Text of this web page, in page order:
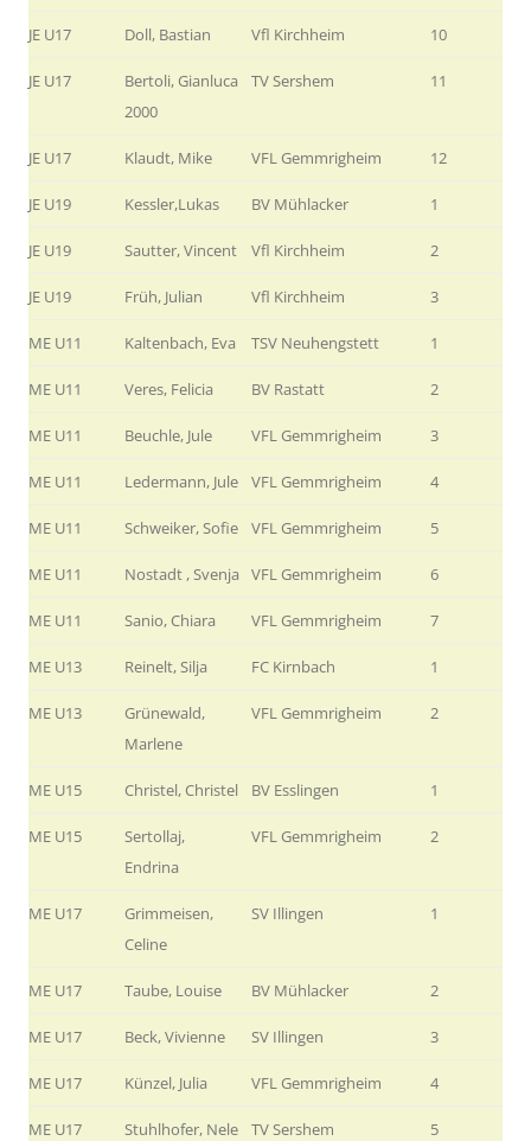
JE U17 Doll, Bastian Vfl Kirchheim 10
JE U17
Bertoli, Gianluca
2000
TV Sershem 11
JE U17 Klaudt, Mike VFL Gemmrigheim 12
JE U19 Kessler,Lukas BV Mühlacker 1
JE U19 Sautter, Vincent Vfl Kirchheim 2
JE U19 Früh, Julian Vfl Kirchheim 3
ME U11 Kaltenbach, Eva TSV Neuhengstett 1
ME U11 Veres, Felicia BV Rastatt 2
ME U11 Beuchle, Jule VFL Gemmrigheim 3
ME U11 Ledermann, Jule VFL Gemmrigheim 4
ME U11 Schweiker, Sofie VFL Gemmrigheim 5
ME U11 Nostadt , Svenja VFL Gemmrigheim 6
ME U11 Sanio, Chiara VFL Gemmrigheim 7
ME U13 Reinelt, Silja FC Kirnbach 1
ME U13
Grünewald,
Marlene
VFL Gemmrigheim 2
ME U15 Christel, Christel BV Esslingen 1
ME U15
Sertollaj,
Endrina
VFL Gemmrigheim 2
ME U17
Grimmeisen,
Celine
SV Illingen 1
ME U17 Taube, Louise BV Mühlacker 2
ME U17 Beck, Vivienne SV Illingen 3
ME U17 Künzel, Julia VFL Gemmrigheim 4
ME U17 Stuhlhofer, Nele TV Sershem 5